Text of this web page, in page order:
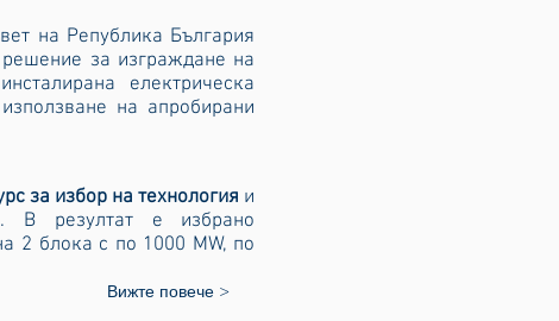
на Република България
за изграждане на
електрическа
на апробирани
за избор на технология и
В резултат е избрано
2 блока с по 1000 MW, по
Вижте повече >